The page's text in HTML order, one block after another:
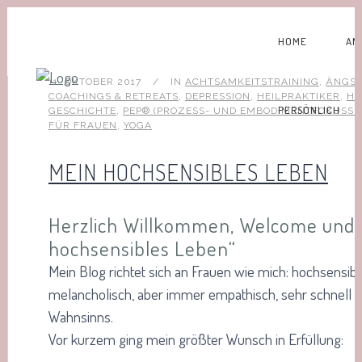
HOME
PERSÖNLICH
11. OKTOBER 2017 IN ACHTSAMKEITSTRAINING ,
COACHINGS & RETREATS, DEPRESSION , HEILPRAKTIKER ,
GESCHICHTE, PEP® (PROZESS- UND
FÜR FRAUEN , YOGA
MEIN HOCHSENSIBLES LEBEN
Herzlich Willkommen, Welcome
hochsensibles Leben“
Mein Blog richtet sich an Frauen wie mich:
melancholisch, aber immer empathisch, sehr schnell
Wahnsinns.
Vor kurzem ging mein größter Wunsch in Erfüllung: